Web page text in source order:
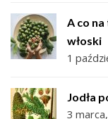
A co
włoski
1
Jodła
3